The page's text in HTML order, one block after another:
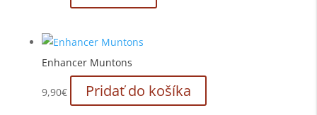
Enhancer Muntons
9,90€ Pridať do košíka